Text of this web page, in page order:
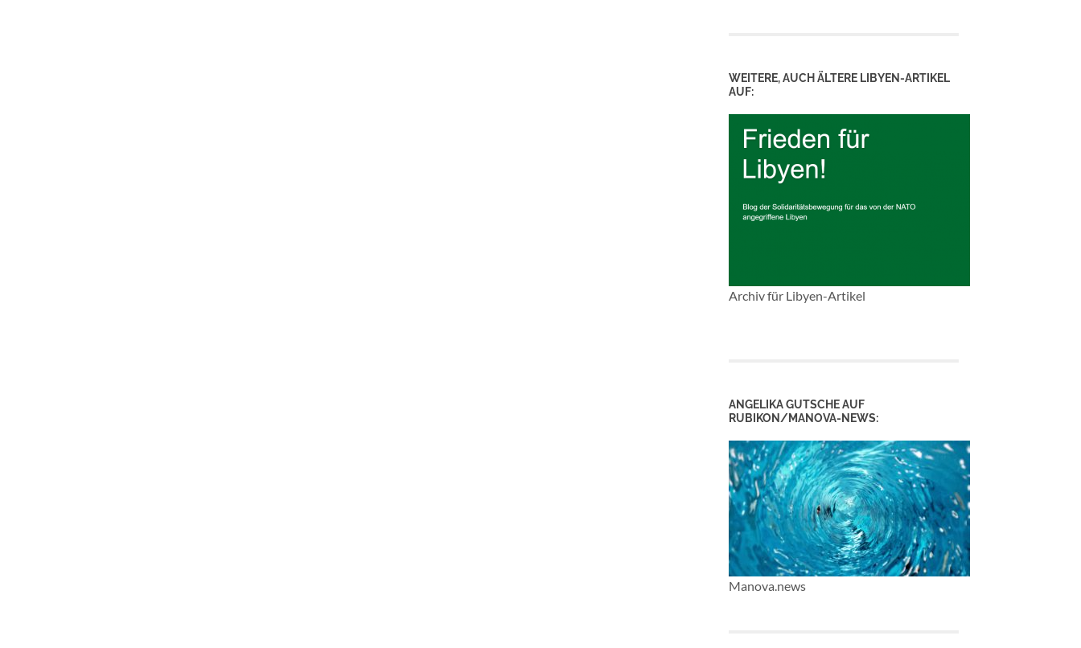
WEITERE, AUCH ÄLTERE LIBYEN-ARTIKEL
AUF:
Archiv für Libyen-Artikel
ANGELIKA GUTSCHE AUF
RUBIKON/MANOVA-NEWS:
Manova.news